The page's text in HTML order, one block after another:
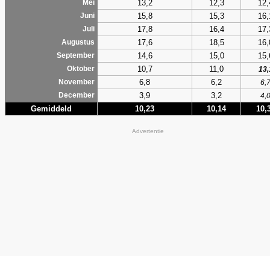
Mei 13,2 12,3
Juni 15,8 15,3
Juli 17,8 16,4
Augustus 17,6 18,5
September 14,6 15,0
Oktober 10,7 11,0
November
6,8 6,2
6,7
December
3,9 3,2 4,0
Gemiddeld 10,23 10,14
Advertentie